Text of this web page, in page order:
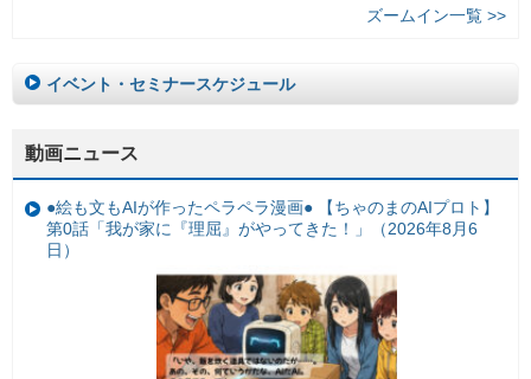
ズームイン一覧 >>
イベント・セミナースケジュール
動画ニュース
●絵も文もAIが作ったペラペラ漫画● 【ちゃのまのAIプロト】
第0話「我が家に『理屈』がやってきた！」（2026年8月6
日）